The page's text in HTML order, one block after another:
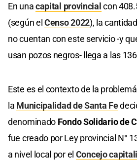
En unacapital provincialcon
(según elCenso 2022), la
no cuentan con este servicio -y
usan pozos negros- llega a las
Este es el contexto de la
la Municipalidad de Santa Fe
denominado Fondo Solidario de
fue creado por Ley provincial N°
a nivel local por el Concejo